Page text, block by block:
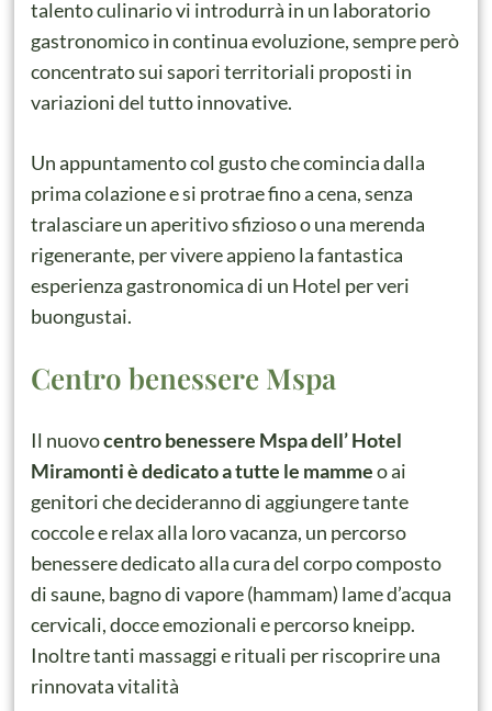
talento culinario vi introdurrà in un laboratorio
gastronomico in continua evoluzione, sempre però
concentrato sui sapori territoriali proposti in
variazioni del tutto innovative.
Un appuntamento col gusto che comincia dalla
prima colazione e si protrae fino a cena, senza
tralasciare un aperitivo sfizioso o una merenda
rigenerante, per vivere appieno la fantastica
esperienza gastronomica di un Hotel per veri
buongustai.
Centro benessere Mspa
Il nuovocentro benessere Mspa dell’ Hotel
Miramonti è dedicato a tutte le mammeo ai
genitori che decideranno di aggiungere tante
coccole e relax alla loro vacanza, un percorso
benessere dedicato alla cura del corpo composto
di saune, bagno di vapore (hammam) lame d’acqua
cervicali, docce emozionali e percorso kneipp.
Inoltre tanti massaggi e rituali per riscoprire una
rinnovata vitalità